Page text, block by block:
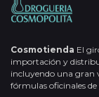
Cosmotienda El
importación y
incluyendo una gran
fórmulas oficinales